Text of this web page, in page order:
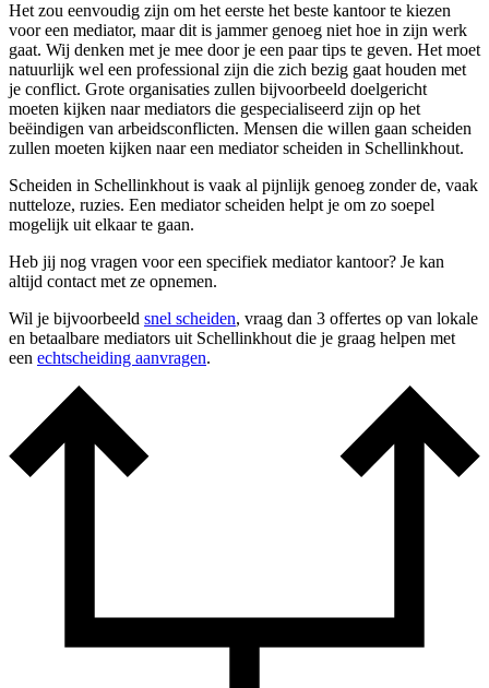
Het zou eenvoudig zijn om het eerste het beste kantoor te kiezen
voor een mediator, maar dit is jammer genoeg niet hoe in zijn werk
gaat. Wij denken met je mee door je een paar tips te geven. Het moet
natuurlijk wel een professional zijn die zich bezig gaat houden met
je conflict. Grote organisaties zullen bijvoorbeeld doelgericht
moeten kijken naar mediators die gespecialiseerd zijn op het
beëindigen van arbeidsconflicten. Mensen die willen gaan scheiden
zullen moeten kijken naar een mediator scheiden in Schellinkhout.
Scheiden in Schellinkhout is vaak al pijnlijk genoeg zonder de, vaak
nutteloze, ruzies. Een mediator scheiden helpt je om zo soepel
mogelijk uit elkaar te gaan.
Heb jij nog vragen voor een specifiek mediator kantoor? Je kan
altijd contact met ze opnemen.
Wil je bijvoorbeeld snel scheiden, vraag dan 3 offertes op van lokale
en betaalbare mediators uit Schellinkhout die je graag helpen met
een echtscheiding aanvragen.